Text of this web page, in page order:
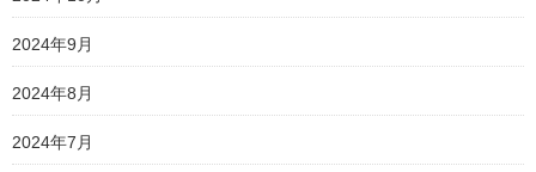
2024年9月
2024年8月
2024年7月